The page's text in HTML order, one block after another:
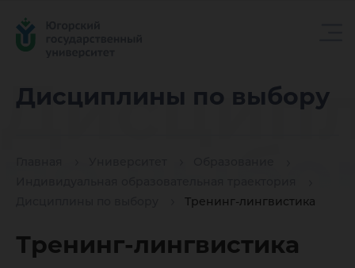
Дисциплины по выбору
Тренинг-лингвистика
по
Тренинг-лингвистика